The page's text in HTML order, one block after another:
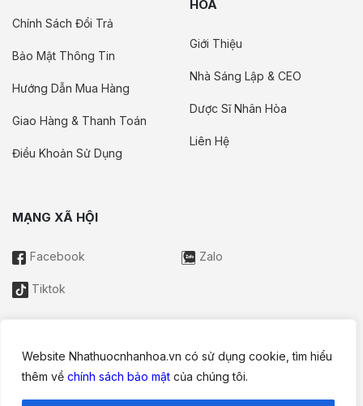
Website Nhathuocnhanhoa.vn có sử dụng cookie, tìm hiểu
thêm về chính sách bảo mật của chúng tôi.
Chính Sách Đổi Trả
Bảo Mật Thông Tin
Hướng Dẫn Mua Hàng
Giao Hàng & Thanh Toán
Điều Khoản Sử Dụng
HÒA
Giới Thiệu
Nhà Sáng Lập & CEO
Dược Sĩ Nhân Hòa
Liên Hệ
MẠNG XÃ HỘI
Facebook Zalo
Tiktok
Thông tin trên website này chỉ mang tính chất nội bộ tham khảo;